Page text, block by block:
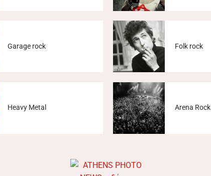
Garage rock Folk rock
Heavy Metal Arena Rock